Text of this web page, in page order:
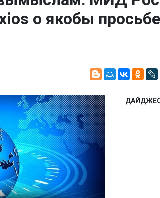
о якобы просьбе